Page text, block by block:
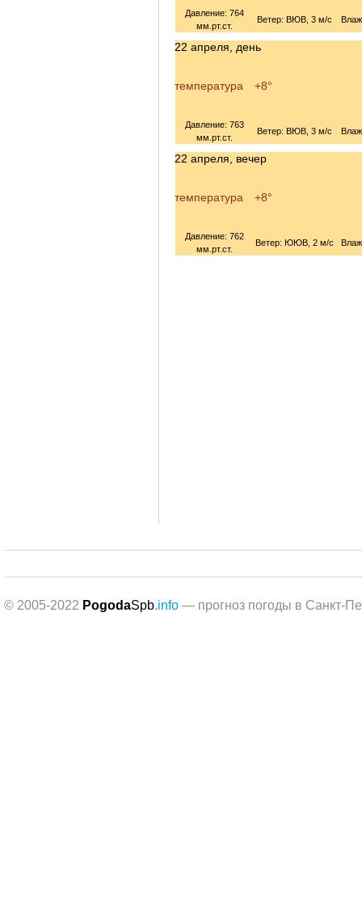
Давление: 764
мм.рт.ст.
Ветер: ВЮВ, 3 м/с
22 апреля, день
температура +8°
Давление: 763
мм.рт.ст.
Ветер: ВЮВ, 3 м/с
22 апреля, вечер
температура +8°
Давление: 762
мм.рт.ст.
Ветер: ЮЮВ, 2 м/с
© 2005-2022 PogodaSpb.info — прогноз погоды в Санкт-